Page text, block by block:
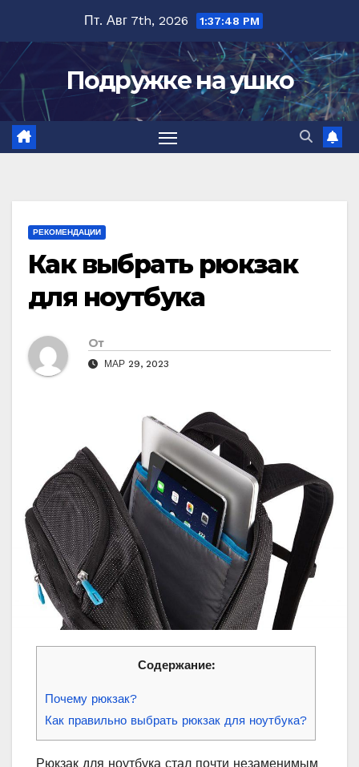
содержимому
Пт. Авг 7th, 2026 1:37:49 PM
Подружке на ушко
РЕКОМЕНДАЦИИ
Как выбрать рюкзак
для ноутбука
От
МАР 29, 2023
Содержание:
Почему рюкзак?
Как правильно выбрать рюкзак для ноутбука?
Рюкзак для ноутбука стал почти незаменимым